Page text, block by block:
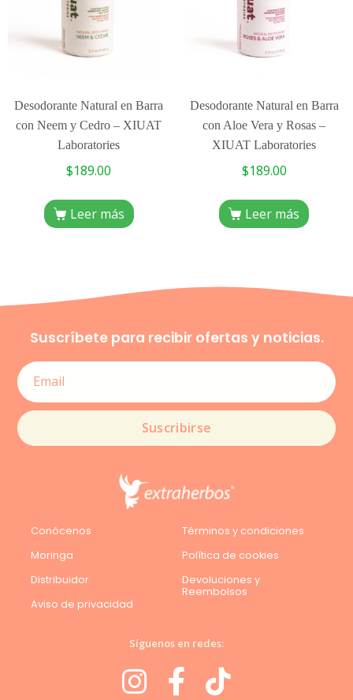
Desodorante Natural en Barra
con Neem y Cedro – XIUAT
Laboratories
$189.00
Leer más
Desodorante Natural en Barra
con Aloe Vera y Rosas –
XIUAT Laboratories
$189.00
Leer más
Suscríbete para recibir ofertas y noticias.
Suscribirse
Conócenos
Moringa
Distribuidor
Aviso de privacidad
Términos y condiciones
Política de cookies
Devoluciones y
Reembolsos
Síguenos en redes: